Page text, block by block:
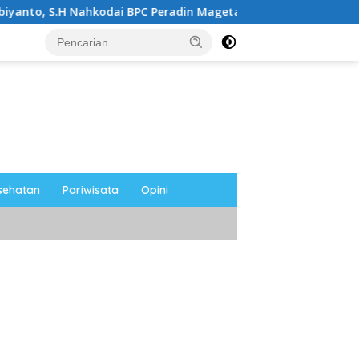
BPC Peradin Magetan Periode 2026–2028, Siap Perkuat
Pariwisata Opini